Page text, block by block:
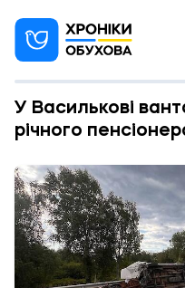
У Василькові
річного